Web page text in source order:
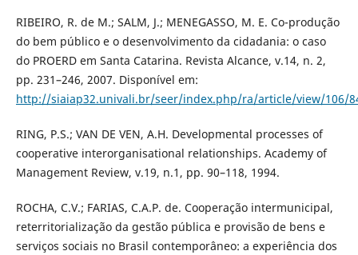
RIBEIRO, R. de M.; SALM, J.; MENEGASSO, M. E. Co-produção
do bem público e o desenvolvimento da cidadania: o caso
do PROERD em Santa Catarina. Revista Alcance, v.14, n. 2,
pp. 231–246, 2007. Disponível em:
http://siaiap32.univali.br/seer/index.php/ra/article/view/106/
RING, P.S.; VAN DE VEN, A.H. Developmental processes of
cooperative interorganisational relationships. Academy of
Management Review, v.19, n.1, pp. 90–118, 1994.
ROCHA, C.V.; FARIAS, C.A.P. de. Cooperação intermunicipal,
reterritorialização da gestão pública e provisão de bens e
serviços sociais no Brasil contemporâneo: a experiência dos